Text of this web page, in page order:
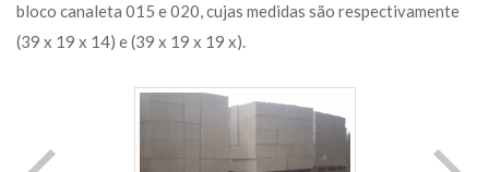
bloco canaleta 015 e 020, cujas medidas são respectivamente
(39 x 19 x 14) e (39 x 19 x 19 x).